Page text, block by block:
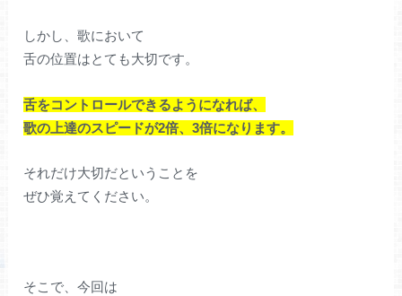
しかし、歌において
舌の位置はとても大切です。
舌をコントロールできるようになれば、
歌の上達のスピードが2倍、3倍になります。
それだけ大切だということを
ぜひ覚えてください。
そこで、今回は